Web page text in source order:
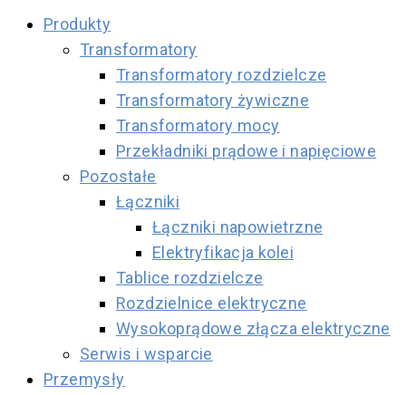
Produkty
Transformatory
Transformatory rozdzielcze
Transformatory żywiczne
Transformatory mocy
Przekładniki prądowe i napięciowe
Pozostałe
Łączniki
Łączniki napowietrzne
Elektryfikacja kolei
Tablice rozdzielcze
Rozdzielnice elektryczne
Wysokoprądowe złącza elektryczne
Serwis i wsparcie
Przemysły